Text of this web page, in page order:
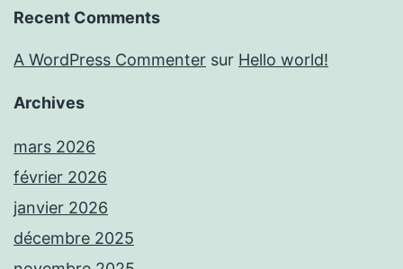
Recent Comments
A WordPress Commenter sur Hello world!
Archives
mars 2026
février 2026
janvier 2026
décembre 2025